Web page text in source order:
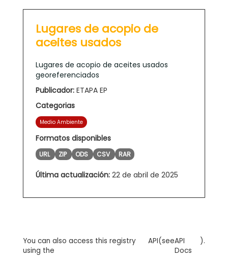
Lugares de acopio de
aceites usados
Lugares de acopio de aceites usados
georeferenciados
Publicador: ETAPA EP
Categorias
Medio Ambiente
Formatos disponibles
URL ZIP ODS CSV RAR
Última actualización: 22 de abril de 2025
You can also access this registry
using the
API(seeAPI
Docs
).